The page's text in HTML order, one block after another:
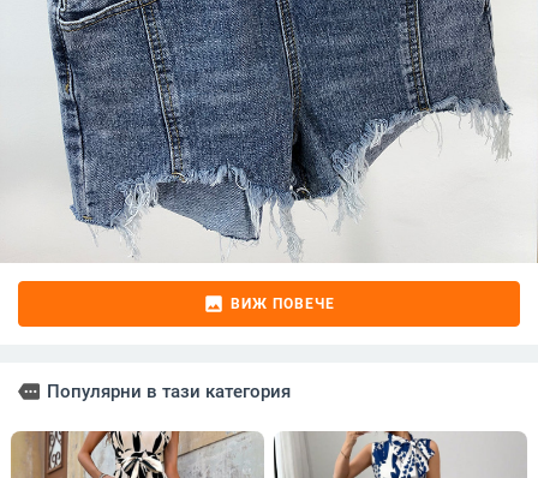
image ВИЖ ПОВЕЧЕ
more Популярни в тази категория